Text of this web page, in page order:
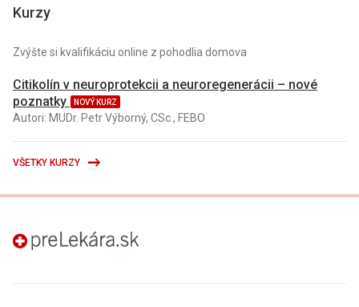
Kurzy
Zvýšte si kvalifikáciu online z pohodlia domova
Citikolín v neuroprotekcii a neuroregenerácii – nové
poznatky
NOVÝ KURZ
Autori: MUDr. Petr Výborný, CSc., FEBO
VŠETKY KURZY
preLekára.sk